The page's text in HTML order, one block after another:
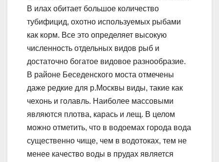
В илах обитает большое количество
тубифицид, охотно используемых рыбами
как корм. Все это определяет высокую
численность отдельных видов рыб и
достаточно богатое видовое разнообразие.
В районе Беседенского моста отмечены
даже редкие для р.Москвы виды, такие как
чехонь и голавль. Наиболее массовыми
являются плотва, карась и лещ. В целом
можно отметить, что в водоемах города вода
существенно чище, чем в водотоках, тем не
менее качество воды в прудах является